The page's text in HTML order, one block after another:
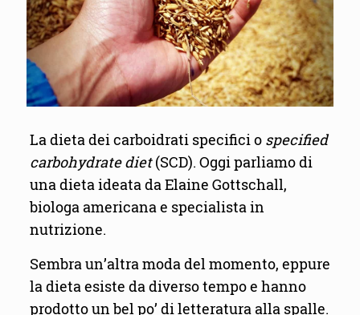
La dieta dei carboidrati specifici o specified
carbohydrate diet(SCD). Oggi parliamo di
una dieta ideata da Elaine Gottschall,
biologa americana e specialista in
nutrizione.
Sembra un’altra moda del momento, eppure
la dieta esiste da diverso tempo e hanno
prodotto un bel po’ di letteratura alla spalle.